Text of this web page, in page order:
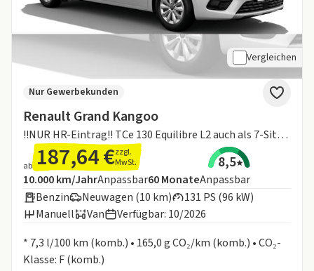
Vergleichen
Renault Grand Kangoo
!!NUR HR-Eintrag!! TCe 130 Equilibre L2 auch als 7-Sitzer!
Nur Gewerbekunden
ab 187,64 €zzgl.
MwSt.
8,5
Angebotsdetails:
Inklusive Laufleistung
10.000 km/JahrAnpassbarLaufzeit
60MonateAnpassbar
Benzin
Neuwagen (10 km)
131 PS (96 kW)
Manuell
Van
Verfügbar: 10/2026
* 7,3 l/100 km (komb.) • 165,0 g CO₂/km (komb.) • CO₂-
Klasse: F (komb.)